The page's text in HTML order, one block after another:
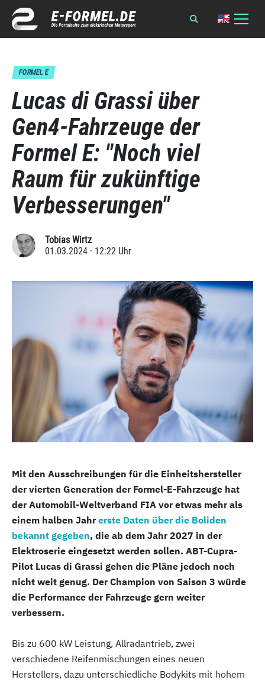
FORMEL E
Lucas di Grassi über
Gen4-Fahrzeuge der
Formel E: "Noch viel
Raum für zukünftige
Verbesserungen"
Tobias Wirtz
01.03.2024 · 12:22 Uhr
Mit den Ausschreibungen für die Einheitshersteller
der vierten Generation der Formel-E-Fahrzeuge hat
der Automobil-Weltverband FIA vor etwas mehr als
einem halben Jahrerste Daten über die Boliden
bekannt gegeben, die ab dem Jahr 2027 in der
Elektroserie eingesetzt werden sollen. ABT-Cupra-
Pilot Lucas di Grassi gehen die Pläne jedoch noch
nicht weit genug. Der Champion von Saison 3 würde
die Performance der Fahrzeuge gern weiter
verbessern.
Bis zu 600 kW Leistung, Allradantrieb, zwei
verschiedene Reifenmischungen eines neuen
Herstellers, dazu unterschiedliche Bodykits mit hohem